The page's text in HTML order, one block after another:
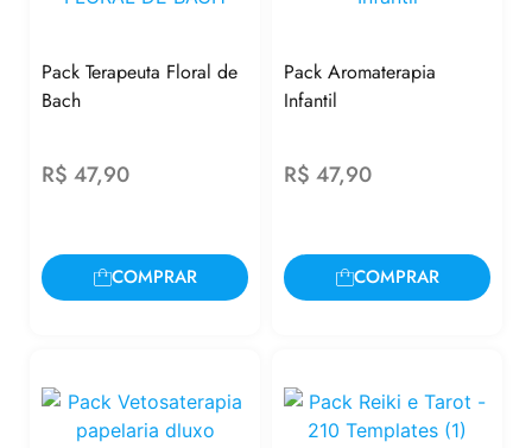
Pack Terapeuta Floral de
Bach
R$ 47,90
COMPRAR
Pack Aromaterapia
Infantil
R$ 47,90
COMPRAR